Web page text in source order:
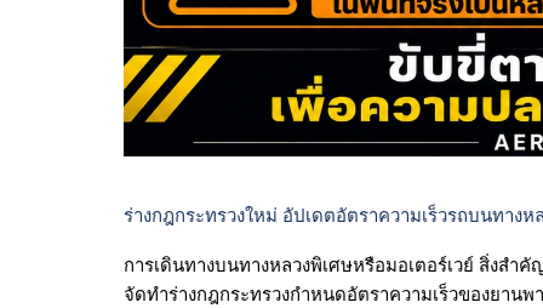
ร่างกฎกระทรวงใหม่ อัปเดตอัตราความเร็วรถบนทาง
การเดินทางบนทางหลวงพิเศษหรือมอเตอร์เวย์ สิ่งส
จัดทำร่างกฎกระทรวงกำหนดอัตราความเร็วของยาน